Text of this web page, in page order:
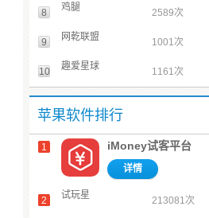
8 鸡腿 2589次
9 网乾联盟 1001次
10 趣爱星球 1161次
苹果软件排行
1 iMoney试客平台
详情
2 试玩星 213081次